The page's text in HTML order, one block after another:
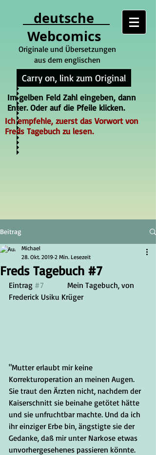
deutsche
Webcomics
Originale und Übersetzungen
aus dem englischen
Carry on, link zum Original
Im gelben Feld Zahl eingeben, dann
Enter. Oder auf die Pfeile klicken.
Ich empfehle, zuerst das Vorwort von
Freds Tagebuch zu lesen.
Beitrag
Freds Tagebuch #7
Michael
28. Okt. 2019 2 Min. Lesezeit
Eintrag #7
Frederick Usiku Krüger
"Mutter erlaubt mir keine
Korrekturoperation an meinen Augen.
Sie traut den Ärzten nicht, nachdem der
Kaiserschnitt sie beinahe getötet hätte
und sie unfruchtbar machte. Und da ich
ihr einziger Erbe bin, ängstigte sie der
Gedanke, daß mir unter Narkose etwas
unvorhergesehenes passieren könnte.